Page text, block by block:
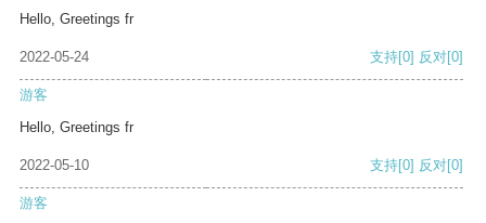
Hello, Greetings fr
2022-05-24 支持[0] 反对[0]
游客
Hello, Greetings fr
2022-05-10 支持[0] 反对[0]
游客